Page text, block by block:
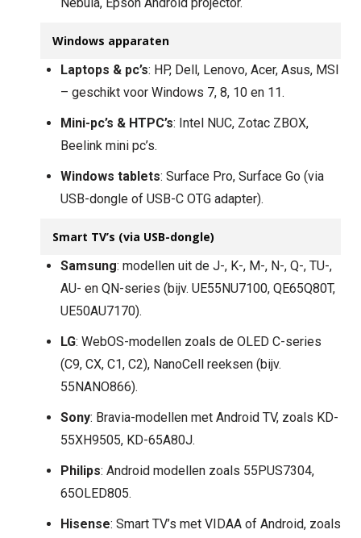
Windows apparaten
Laptops & pc’s: HP, Dell, Lenovo, Acer, Asus, MSI
– geschikt voor Windows 7, 8, 10 en 11.
Mini-pc’s & HTPC’s: Intel NUC, Zotac ZBOX,
Beelink mini pc’s.
Windows tablets: Surface Pro, Surface Go (via
USB-dongle of USB-C OTG adapter).
Smart TV’s (via USB-dongle)
Samsung: modellen uit de J-, K-, M-, N-, Q-, TU-,
AU- en QN-series (bijv. UE55NU7100, QE65Q80T,
UE50AU7170).
LG: WebOS-modellen zoals de OLED C-series
(C9, CX, C1, C2), NanoCell reeksen (bijv.
55NANO866).
Sony: Bravia-modellen met Android TV, zoals KD-
55XH9505, KD-65A80J.
Philips: Android modellen zoals 55PUS7304,
65OLED805.
Hisense: Smart TV’s met VIDAA of Android, zoals